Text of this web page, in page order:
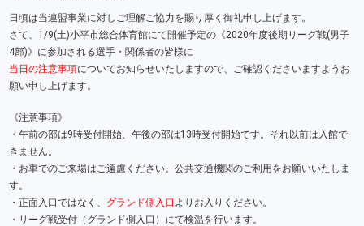
日頃は当連盟事業に対しご理解ご協力を賜り厚く御礼申し上げます。
さて、1/9(土)小平市総合体育館にて開催予定の《2020年度後期リーグ戦(男子
4部)》に参加される選手・関係者の皆様に
当日の注意事項についてお知らせいたしますので、ご確認くださいますようお
願い申し上げます。
《注意事項》
・午前の部は9時受付開始、午後の部は13時受付開始です。それ以前は入館で
きません。
・お車でのご来場はご遠慮ください。公共交通機関のご利用をお願いいたしま
す。
・正面入口ではなく、 グランド側入口 よりお入りください。
・リーグ戦受付（グランド側入口）にて検温を行います。